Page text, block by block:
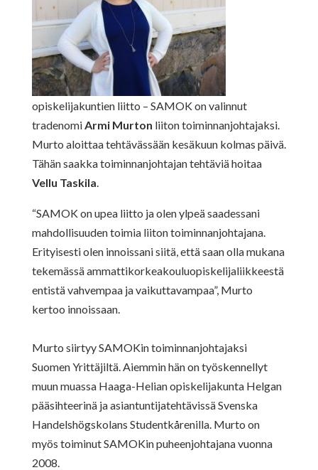
opiskelijakuntien liitto – SAMOK on valinnut
tradenomiArmi Murton liiton toiminnanjohtajaksi.
Murto aloittaa tehtävässään kesäkuun kolmas päivä.
Tähän saakka toiminnanjohtajan tehtäviä hoitaa
Vellu Taskila.
“SAMOK on upea liitto ja olen ylpeä saadessani
mahdollisuuden toimia liiton toiminnanjohtajana.
Erityisesti olen innoissani siitä, että saan olla mukana
tekemässä ammattikorkeakouluopiskelijaliikkeestä
entistä vahvempaa ja vaikuttavampaa”, Murto
kertoo innoissaan.
Murto siirtyy SAMOKin toiminnanjohtajaksi
Suomen Yrittäjiltä. Aiemmin hän on työskennellyt
muun muassa Haaga-Helian opiskelijakunta Helgan
pääsihteerinä ja asiantuntijatehtävissä Svenska
Handelshögskolans Studentkårenilla. Murto on
myös toiminut SAMOKin puheenjohtajana vuonna
2008.